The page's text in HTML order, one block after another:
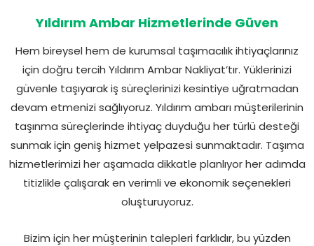
Yıldırım Ambar Hizmetlerinde Güven
Hem bireysel hem de kurumsal taşımacılık ihtiyaçlarınız
için doğru tercih Yıldırım Ambar Nakliyat’tır. Yüklerinizi
güvenle taşıyarak iş süreçlerinizi kesintiye uğratmadan
devam etmenizi sağlıyoruz. Yıldırım ambarı müşterilerinin
taşınma süreçlerinde ihtiyaç duyduğu her türlü desteği
sunmak için geniş hizmet yelpazesi sunmaktadır. Taşıma
hizmetlerimizi her aşamada dikkatle planlıyor her adımda
titizlikle çalışarak en verimli ve ekonomik seçenekleri
oluşturuyoruz.
Bizim için her müşterinin talepleri farklıdır, bu yüzden